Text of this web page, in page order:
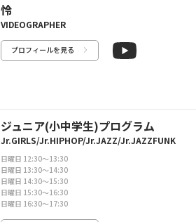
怜
VIDEOGRAPHER
プロフィールを見る
ジュニア(小中学生)プログラム
Jr.GIRLS/Jr.HIPHOP/Jr.JAZZ/Jr.JAZZFUNK
日曜日 12:30〜13:30
日曜日 13:30〜14:30
日曜日 14:30〜15:30
日曜日 15:30〜16:30
日曜日 16:30〜17:30